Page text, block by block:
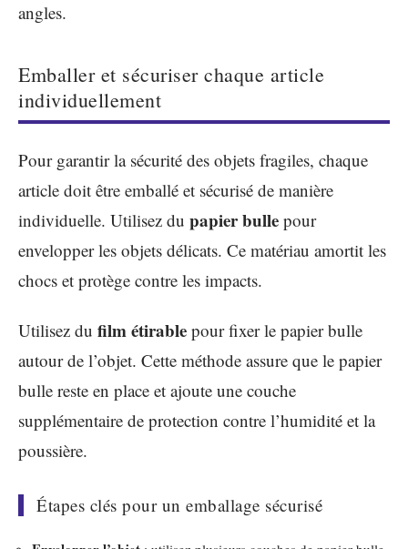
angles.
Emballer et sécuriser chaque article
individuellement
Pour garantir la sécurité des objets fragiles, chaque
article doit être emballé et sécurisé de manière
individuelle. Utilisez du papier bulle pour
envelopper les objets délicats. Ce matériau amortit les
chocs et protège contre les impacts.
Utilisez du film étirable pour fixer le papier bulle
autour de l’objet. Cette méthode assure que le papier
bulle reste en place et ajoute une couche
supplémentaire de protection contre l’humidité et la
poussière.
Étapes clés pour un emballage sécurisé